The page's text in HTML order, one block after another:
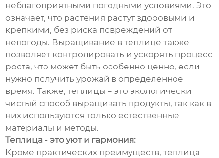
неблагоприятными погодными условиями. Это
означает, что растения растут здоровыми и
крепкими, без риска повреждений от
непогоды. Выращивание в теплице также
позволяет контролировать и ускорять процесс
роста, что может быть особенно ценно, если
нужно получить урожай в определённое
время. Также, теплицы – это экологически
чистый способ выращивать продукты, так как в
них используются только естественные
материалы и методы.
Теплица - это уют и гармония:
Кроме практических преимуществ, теплица